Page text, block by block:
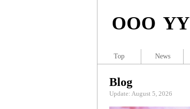
OOO YY
Blog
Update: August 5, 2026
Top News